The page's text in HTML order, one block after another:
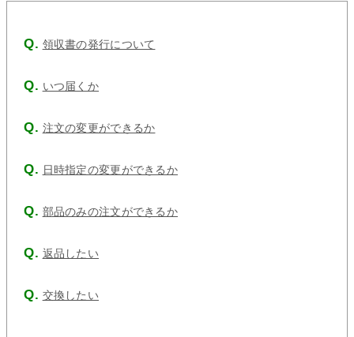
領収書の発行について
いつ届くか
注文の変更ができるか
日時指定の変更ができるか
部品のみの注文ができるか
返品したい
交換したい